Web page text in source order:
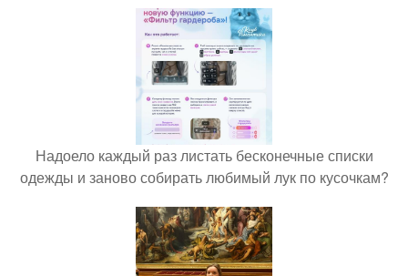
Надоело каждый раз листать бесконечные списки
одежды и заново собирать любимый лук по кусочкам?